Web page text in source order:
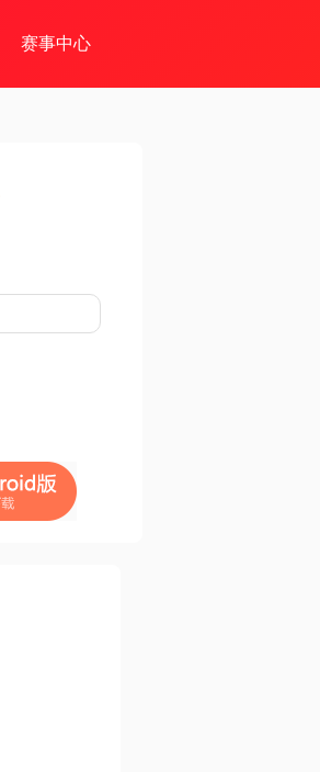
赛事中心